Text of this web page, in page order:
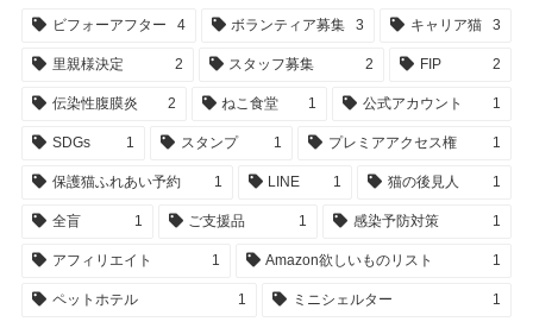
ビフォーアフター 4 ボランティア募集 3 キャリア猫 3
里親様決定 2 スタッフ募集 2 FIP 2
伝染性腹膜炎 2 ねこ食堂 1 公式アカウント 1
SDGs 1 スタンプ 1 プレミアアクセス権 1
保護猫ふれあい予約 1 LINE 1 猫の後見人 1
全盲 1 ご支援品 1 感染予防対策 1
アフィリエイト 1 Amazon欲しいものリスト 1
ペットホテル 1 ミニシェルター 1